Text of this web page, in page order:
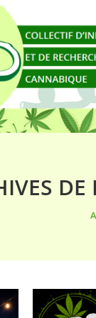
DE